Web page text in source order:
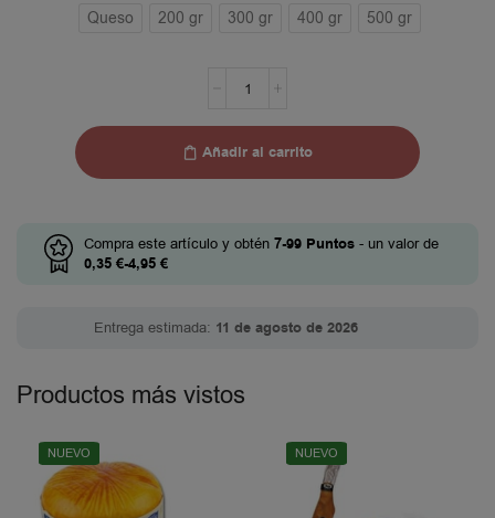
Queso 200 gr 300 gr 400 gr 500 gr
Añadir al carrito
Compra este artículo y obtén 7-99 Puntos - un valor de
0,35 €-4,95 €
Entrega estimada: 11 de agosto de 2026
Productos más vistos
NUEVO NUEVO